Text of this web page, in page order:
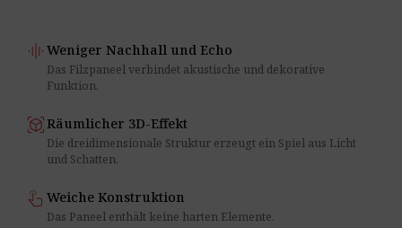
graphic_eq Weniger Nachhall und Echo
Das Filzpaneel verbindet akustische und dekorative
Funktion.
view_in_arRäumlicher 3D-Effekt
Die dreidimensionale Struktur erzeugt ein Spiel aus Licht
und Schatten.
touch_app Weiche Konstruktion
Das Paneel enthält keine harten Elemente.